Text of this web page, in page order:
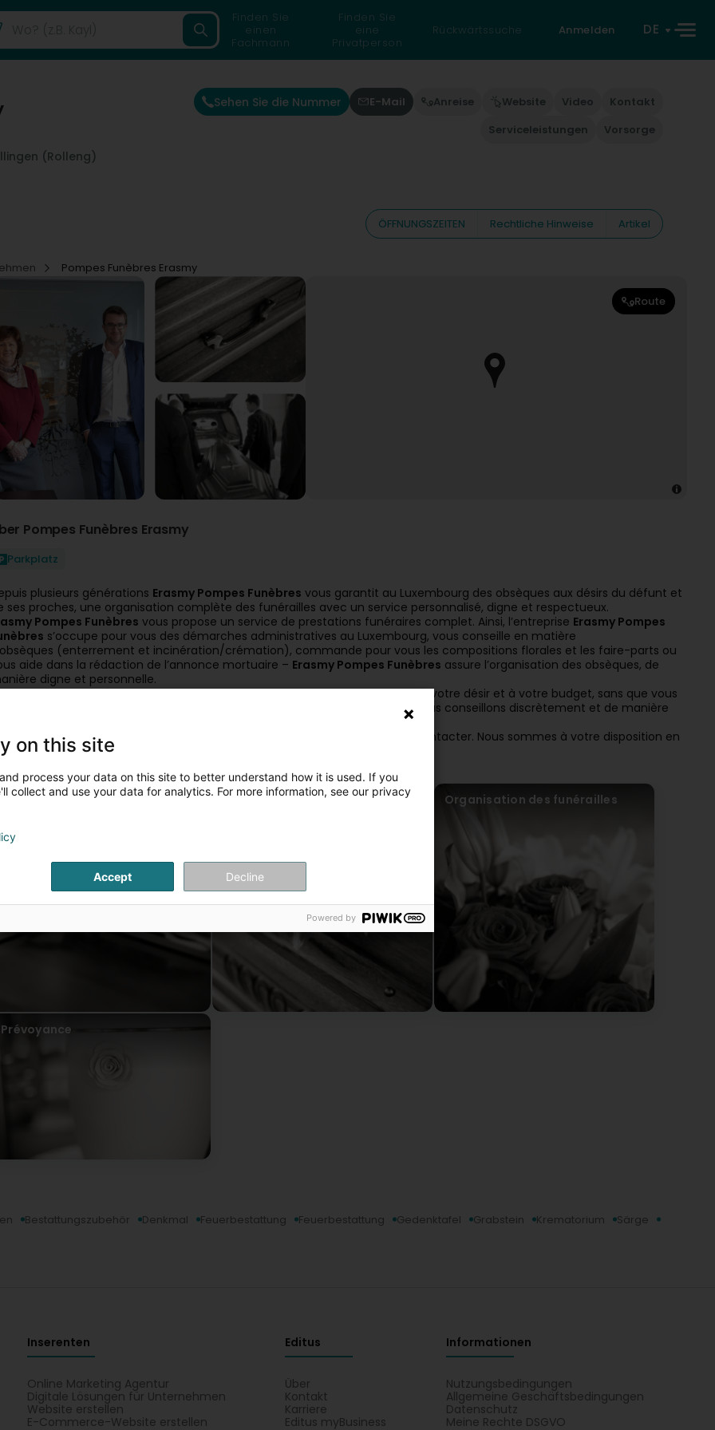
Finden Sie
einen
Fachmann
Finden Sie
eine
Privatperson
Rückwärtssuche Anmelden DE
(Rolleng)
Sehen Sie die Nummer E-Mail Anreise Website Video
Kontakt
Serviceleistungen
Vorsorge
ÖFFNUNGSZEITEN Rechtliche Hinweise Artikel
Pompes Funèbres Erasmy
Route
Pompes Funèbres Erasmy
Parkplatz
plusieurs générations Erasmy Pompes Funèbres vous garantit au Luxembourg des obsèques aux désirs du défunt et
ses proches, une organisation complète des funérailles avec un service personnalisé, digne et respectueux.
Pompes Funèbres vous propose un service de prestations funéraires complet. Ainsi, l’entreprise Erasmy Pompes
s’occupe pour vous des démarches administratives au Luxembourg, vous conseille en matière
(enterrement et incinération/crémation), commande pour vous les compositions florales et les faire-parts ou
aide dans la rédaction de l’annonce mortuaire – Erasmy Pompes Funèbres assure l’organisation des obsèques, de
digne et personnelle.
Pompes Funèbresdispose d’une vaste gamme de produits adaptés à votre désir et à votre budget, sans que vous
être adhéré contractuellement dans une association funéraire. Nous vous conseillons discrètement et de manière
cas de décès de l'un de vos proches, vous pouvez immédiatement nous contacter. Nous sommes à votre disposition en
Accompagnement lors du deuil Aide administratives Organisation des funérailles
Prévoyance
Bestattungszubehör Denkmal Feuerbestattung Feuerbestattung Gedenktafel Grabstein Krematorium Särge
Inserenten
Online Marketing Agentur
Digitale Lösungen für Unternehmen
Website erstellen
E-Commerce-Website erstellen
Editus
Über
Kontakt
Karriere
Editus myBusiness
Informationen
Nutzungsbedingungen
Allgemeine Geschäftsbedingungen
Datenschutz
Meine Rechte DSGVO
on this site
process your data on this site to better understand how it is used. If you
collect and use your data for analytics. For more information, see our privacy
Accept Decline
Powered by